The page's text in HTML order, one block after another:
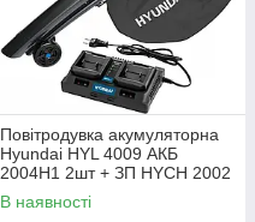
Повітродувка акумуляторна
Hyundai HYL 4009 АКБ
2004H1 2шт + ЗП HYCH 2002
В наявності